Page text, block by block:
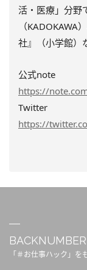
活・医療」分野
（
社』（小学館）
公式note
https://
Twitter
https://
BACKNUMBER
「＃お仕事ハック」を